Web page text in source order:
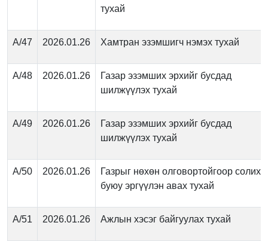
тухай
А/47 2026.01.26 Хамтран эзэмшигч нэмэх тухай
А/48 2026.01.26
Газар эзэмших эрхийг бусдад
шилжүүлэх тухай
А/49 2026.01.26
Газар эзэмших эрхийг бусдад
шилжүүлэх тухай
А/50 2026.01.26
Газрыг нөхөн олговортойгоор солих
буюу эргүүлэн авах тухай
А/51 2026.01.26 Ажлын хэсэг байгуулах тухай